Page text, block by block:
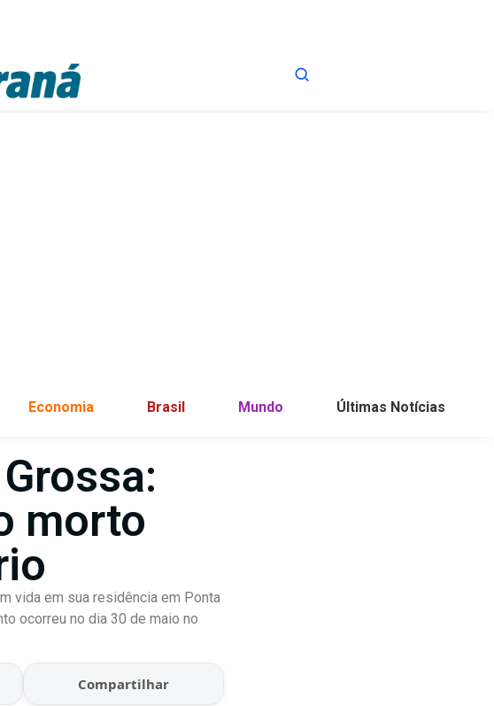
Economia Brasil Mundo Últimas Notícias
morto
vida em sua residência em Ponta
ocorreu no dia 30 de maio no
Compartilhar